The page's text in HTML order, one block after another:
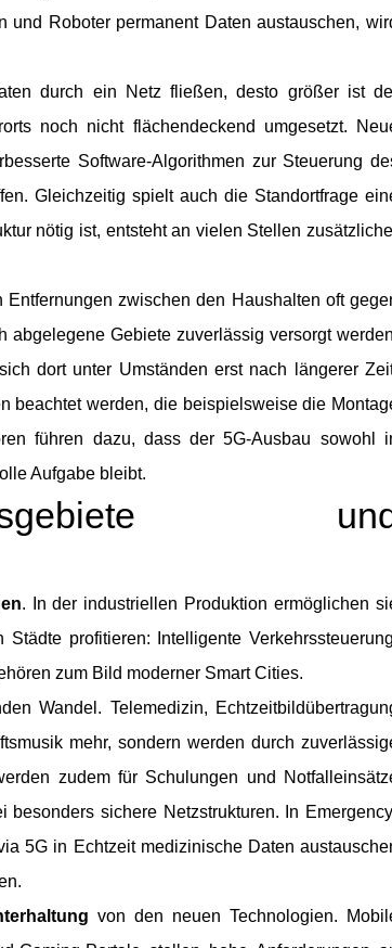
Roboter permanent Daten austauschen,
durch ein Netz fließen, desto größer ist
noch nicht flächendeckend umgesetzt.
Software-Algorithmen zur Steuerung
Gleichzeitig spielt auch die Standortfrage
nötig ist, entsteht an vielen Stellen
zwischen den Haushalten oft
Gebiete zuverlässig versorgt
dort unter Umständen erst nach längerer
beachtet werden, die beispielsweise die
führen dazu, dass der 5G-Ausbau sowohl
Aufgabe bleibt.
. In der industriellen Produktion ermöglichen
profitieren: Intelligente
zum Bild moderner Smart Cities.
Wandel. Telemedizin,
mehr, sondern werden durch
zudem für Schulungen und
sichere Netzstrukturen. In
5G in Echtzeit medizinische Daten
von den neuen Technologien.